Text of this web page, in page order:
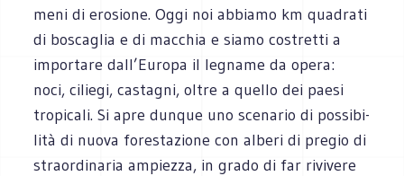
meni di ero­sione. Oggi noi abbiamo km qua­drati
di bosca­glia e di mac­chia e siamo costretti a
impor­tare dall’Europa il legname da opera:
noci, ciliegi, casta­gni, oltre a quello dei paesi
tro­pi­cali. Si apre dun­que uno sce­na­rio di pos­si­bi­
lità di nuova fore­sta­zione con alberi di pre­gio di
straor­di­na­ria ampiezza, in grado di far rivi­vere